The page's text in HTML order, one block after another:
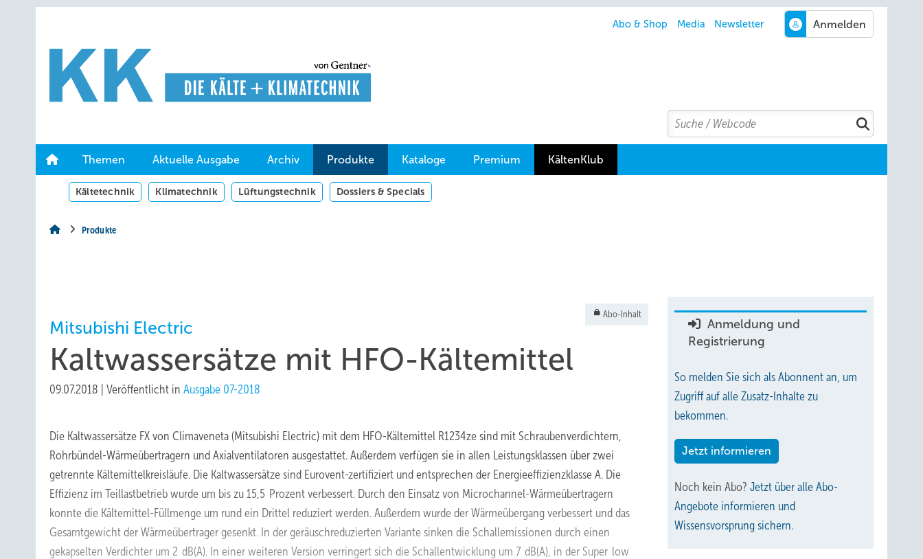
Hauptinhalt
Hauptmenü
Abo & Shop Media Newsletter
Search
Suchen
Themen Aktuelle Ausgabe Archiv Produkte Kataloge Premium KältenKlub
Kältetechnik Klimatechnik Lüftungstechnik Dossiers & Specials
Produkte
Abo-Inhalt
Mitsubishi Electric
Kaltwassersätze mit HFO-Kältemittel
09.07.2018 Veröffentlicht in Ausgabe 07-2018
Die Kaltwassersätze FX von Climaveneta (Mitsubishi Electric) mit dem HFO-Kältemittel R1234ze sind mit Schraubenverdichtern,
Rohrbündel-Wärmeübertragern und Axialventilatoren ausgestattet. Außerdem verfügen sie in allen Leistungsklassen über zwei
getrennte Kältemittelkreisläufe. Die Kaltwassersätze sind Eurovent-zertifiziert und entsprechen der Energieeffizienzklasse A. Die
Effizienz im Teillastbetrieb wurde um bis zu 15,5 Prozent verbessert. Durch den Einsatz von Microchannel-Wärmeübertragern
konnte die Kältemittel-Füllmenge um rund ein Drittel reduziert werden. Außerdem wurde der Wärmeübergang verbessert und das
Gesamtgewicht der Wärmeübertrager gesenkt. In der geräuschreduzierten Variante sinken die Schallemissionen durch einen
gekapselten Verdichter um 2 dB(A). In einer weiteren Version verringert sich die Schallentwicklung um 7 dB(A), in der Super low
Anmeldung und
Registrierung
So melden Sie sich als Abonnent an, um
Zugriff auf alle Zusatz-Inhalte zu
bekommen.
Jetzt informieren
Noch kein Abo? Jetzt über alle Abo-
Angebote informieren und
Wissensvorsprung sichern.